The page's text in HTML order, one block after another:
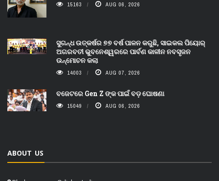
15163 AUG 06, 2026
ସୁଗନ୍ଧ ଉତ୍କର୍ଷର ୭୭ ବର୍ଷ ପାଳନ କରୁଛି, ସାଇକଲ ପିୟୋର୍‌
ଅଗରବତୀ ଭୁବନେଶ୍ୱରରେ ପାର୍ବଣ କାଳୀନ ନବସୃଜନ
ଉନ୍ମୋଚନ କଲା
14003 AUG 07, 2026
ବଜେଟରେ Gen Z ଙ୍କ ପାଇଁ ବଡ଼ ଘୋଷଣା
15049 AUG 06, 2026
ABOUT US